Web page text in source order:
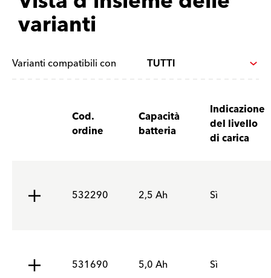
varianti
Varianti compatibili con
Cod.
ordine
Capacità
batteria
Indicazione
del livello
di carica
532290 2,5 Ah Sì
531690 5,0 Ah Sì